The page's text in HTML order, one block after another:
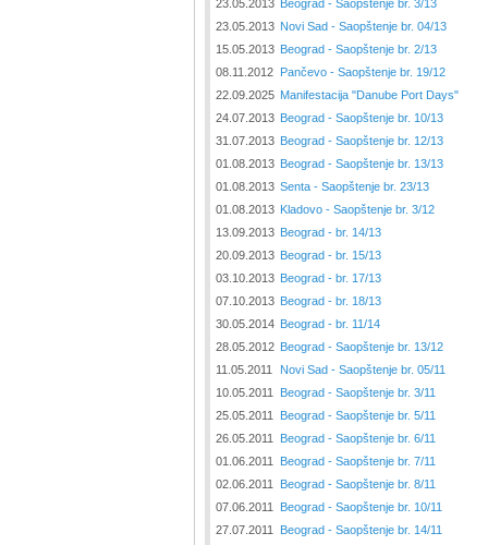
23.05.2013 Beograd - Saopštenje br. 3/13
23.05.2013 Novi Sad - Saopštenje br. 04/13
15.05.2013 Beograd - Saopštenje br. 2/13
08.11.2012 Pančevo - Saopštenje br. 19/12
22.09.2025 Manifestacija "Danube Port Days"
24.07.2013 Beograd - Saopštenje br. 10/13
31.07.2013 Beograd - Saopštenje br. 12/13
01.08.2013 Beograd - Saopštenje br. 13/13
01.08.2013 Senta - Saopštenje br. 23/13
01.08.2013 Kladovo - Saopštenje br. 3/12
13.09.2013 Beograd - br. 14/13
20.09.2013 Beograd - br. 15/13
03.10.2013 Beograd - br. 17/13
07.10.2013 Beograd - br. 18/13
30.05.2014 Beograd - br. 11/14
28.05.2012 Beograd - Saopštenje br. 13/12
11.05.2011
Novi Sad - Saopštenje br. 05/11
10.05.2011
Beograd - Saopštenje br. 3/11
25.05.2011
Beograd - Saopštenje br. 5/11
26.05.2011
Beograd - Saopštenje br. 6/11
01.06.2011
Beograd - Saopštenje br. 7/11
02.06.2011
Beograd - Saopštenje br. 8/11
07.06.2011
Beograd - Saopštenje br. 10/11
27.07.2011
Beograd - Saopštenje br. 14/11